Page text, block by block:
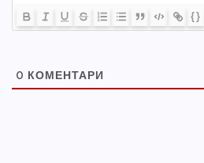
{}
0 КОМЕНТАРИ